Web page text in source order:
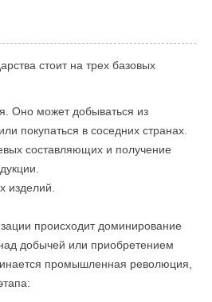
стоит на трех базовых
Оно может добываться из
покупаться в соседних странах.
составляющих и получение
изделий.
происходит доминирование
добычей или приобретением
промышленная революция,